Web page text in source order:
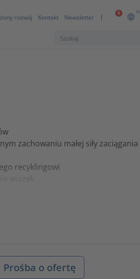
0 PL
rozwój Kontakt Newsletter
zachowaniu małej siły zaciągania
recyklingowi
wiązek
Prośba o ofertę